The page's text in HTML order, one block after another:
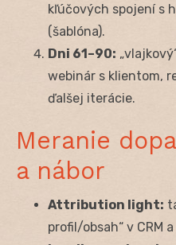
kľúčových spojení s
(šablóna).
Dni 61–90:
webinár s klientom,
ďalšej iterácie.
Meranie
a nábor
Attribution light:
profil/obsah“ v CRM a